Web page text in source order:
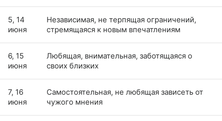
5, 14
июня
Независимая, не терпящая ограничений,
стремящаяся к новым впечатлениям
6, 15
июня
Любящая, внимательная, заботящаяся о
своих близких
7, 16
июня
Самостоятельная, не любящая зависеть от
чужого мнения